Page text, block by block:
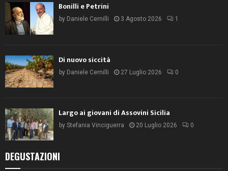
Bonilli e Petrini
by Daniele Cernilli 3 Agosto 2026 1
Di nuovo siccità
by Daniele Cernilli 27 Luglio 2026 0
Largo ai giovani di Assovini Sicilia
by Stefania Vinciguerra 20 Luglio 2026 0
DEGUSTAZIONI